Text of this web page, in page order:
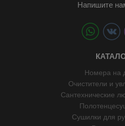
Напишите
Номера на
Очистители и
Сантехнические
Сушилки для